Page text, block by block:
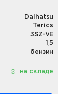
Daihatsu
Terios
3SZ-VE
1,5
бензин
на складе